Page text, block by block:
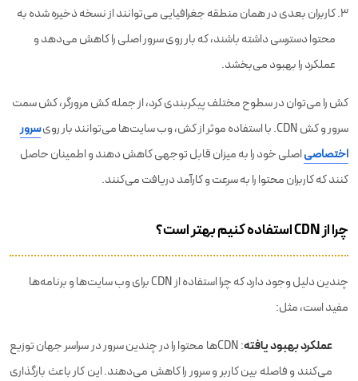
کاربران بعدی در همان منطقه جغرافیایی می‌توانند از نسخه ذخیره شده به
محتوا دسترسی داشته باشند، که بار روی سرور اصلی را کاهش می‌دهد و
عملکرد را بهبود می‌بخشد.
کش را می‌توان در سطوح مختلف پیکربندی کرد، از جمله کش مرورگر، کش سمت
سرور و کش CDN. با استفاده موثر از کش، وب سایت‌ها می‌توانند بار روی
سرور
اختصاصیاصلی خود را به میزان قابل توجهی کاهش دهند و اطمینان حاصل
کنند که کاربران محتوا را به سرعت و کارآمد دریافت می‌کنند.
چرا از CDN استفاده کنیم بهتر است؟
چندین دلیل وجود دارد که چرا استفاده از CDN برای وب سایت‌ها و برنامه‌ها
مفید است، مثل:
عملکرد بهبود یافته
: CDNها محتوا را در چندین سرور در سراسر جهان توزیع
می‌کنند و فاصله بین کاربر و سرور را کاهش می‌دهند. این کار باعث بارگذاری